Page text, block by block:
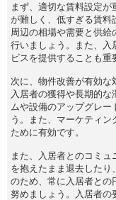
まず、適切な賃料設定
が難しく、低すぎる賃料
周辺の相場や需要と供
行いましょう。また、入
ビスを提供することも重
次に、物件改善が有効な
入居者の獲得や長期的
ムや設備のアップグレー
う。また、マーケティ
ために有効です。
また、入居者とのコミ
を抱えたまま退去したり
のため、常に入居者との
努めましょう。入居者の